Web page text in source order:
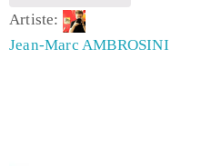
Artiste:
Jean-Marc AMBROSINI